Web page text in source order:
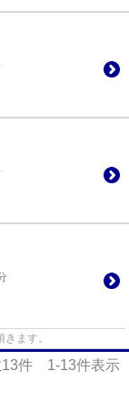
ます。
13件 1-13件表示